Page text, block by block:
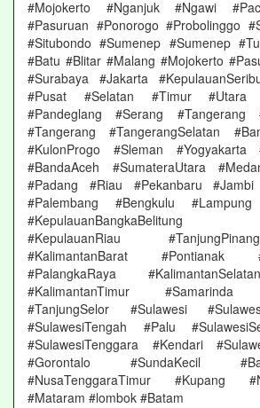
#Mojokerto #Nganjuk #Ngawi
#Pasuruan #Ponorogo #Probolinggo
#Situbondo #Sumenep #Sumenep
#Batu #Blitar #Malang #Mojokerto
#Surabaya #Jakarta
#Pusat #Selatan #Timur #Utara
#Pandeglang #Serang #Tangerang
#Tangerang #TangerangSelatan
#KulonProgo #Sleman #Yogyakarta
#BandaAceh #SumateraUtara
#Padang #Riau #Pekanbaru #Jambi
#Palembang #Bengkulu #Lampung
#KepulauanBangkaBelitung
#KepulauanRiau
#KalimantanBarat #Pontianak
#PalangkaRaya
#KalimantanTimur #Samarinda
#TanjungSelor #Sulawesi
#SulawesiTengah #Palu
#SulawesiTenggara #Kendari
#Gorontalo #SundaKecil
#NusaTenggaraTimur #Kupang
#Mataram #lombok #Batam